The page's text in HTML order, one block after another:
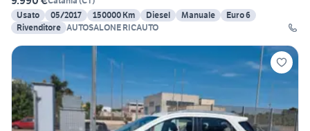
Usato
05/2017 150000 Km Diesel Manuale
Euro 6
Rivenditore AUTOSALONE RICAUTO